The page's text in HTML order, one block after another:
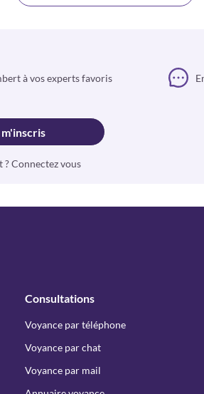
à vos experts favoris
m'inscris
? Connectez vous
Consultations
Voyance par téléphone
Voyance par chat
Voyance par mail